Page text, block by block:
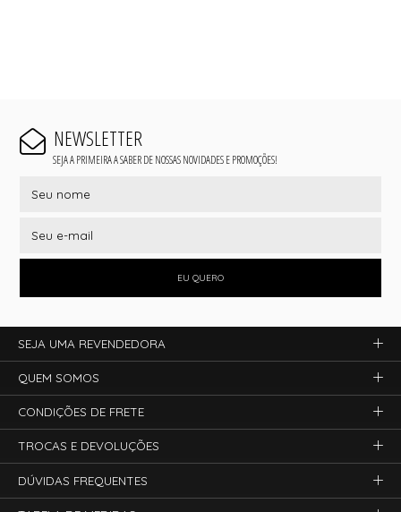
NEWSLETTER
SEJA A PRIMEIRA A SABER DE NOSSAS NOVIDADES E PROMOÇÕES!
EU QUERO
SEJA UMA REVENDEDORA
QUEM SOMOS
CONDIÇÕES DE FRETE
TROCAS E DEVOLUÇÕES
DÚVIDAS FREQUENTES